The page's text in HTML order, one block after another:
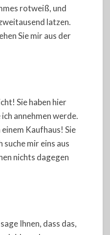
rotweiß, und
latzen.
Sie mir aus der
Sie haben hier
annehmen werde.
Kaufhaus! Sie
suche mir eins aus
nichts dagegen
Ihnen, dass das,